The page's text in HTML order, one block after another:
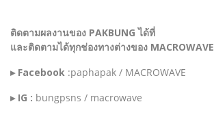
ติดตามผลงานของ PAKBUNG ได้ที่
และติดตามได้ทุกช่องทางต่างของ MACROWAVE
▸ Facebook :paphapak / MACROWAVE
▸ IG : bungpsns / macrowave